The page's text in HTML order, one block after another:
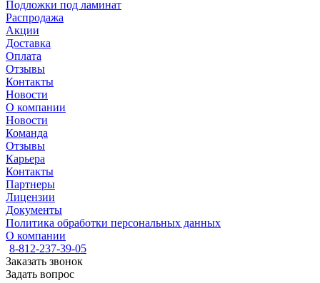
Подложки под ламинат
Распродажа
Акции
Доставка
Оплата
Отзывы
Контакты
Новости
О компании
Новости
Команда
Отзывы
Карьера
Контакты
Партнеры
Лицензии
Документы
Политика обработки персональных данных
О компании
8-812-237-39-05
Заказать звонок
Задать вопрос